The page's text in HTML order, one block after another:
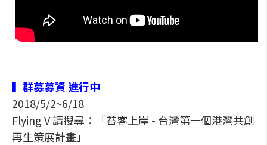
▍群募募資 進行中
2018/5/2~6/18
Flying V 請搜尋：「苔客上岸 - 台灣第一個港灣共創
再生策展計畫」